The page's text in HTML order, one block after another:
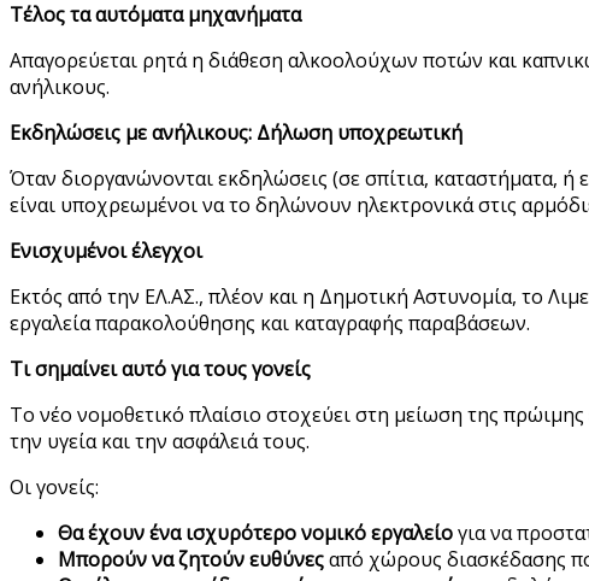
Τέλος τα αυτόματα μηχανήματα
Απαγορεύεται ρητά η διάθεση αλκοολούχων ποτών και
ανήλικους.
Εκδηλώσεις με ανήλικους: Δήλωση υποχρεωτική
Όταν διοργανώνονται εκδηλώσεις (σε σπίτια, καταστήματα,
είναι υποχρεωμένοι να το δηλώνουν ηλεκτρονικά στις
Ενισχυμένοι έλεγχοι
Εκτός από την ΕΛ.ΑΣ., πλέον και η Δημοτική Αστυνομία, το
εργαλεία παρακολούθησης και καταγραφής παραβάσεων.
Τι σημαίνει αυτό για τους γονείς
Το νέο νομοθετικό πλαίσιο στοχεύει στη μείωση της
την υγεία και την ασφάλειά τους.
Οι γονείς:
Θα έχουν ένα ισχυρότερο νομικό εργαλείογια να
Μπορούν να ζητούν ευθύνεςαπό χώρους διασκέδασης